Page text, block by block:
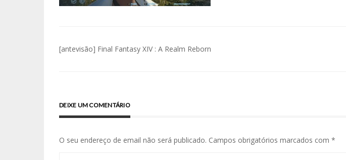
Navegação
[antevisão] Final Fantasy XIV : A Realm Reborn
DEIXE UM COMENTÁRIO
O seu endereço de email não será publicado. Campos obrigatórios marcados com *